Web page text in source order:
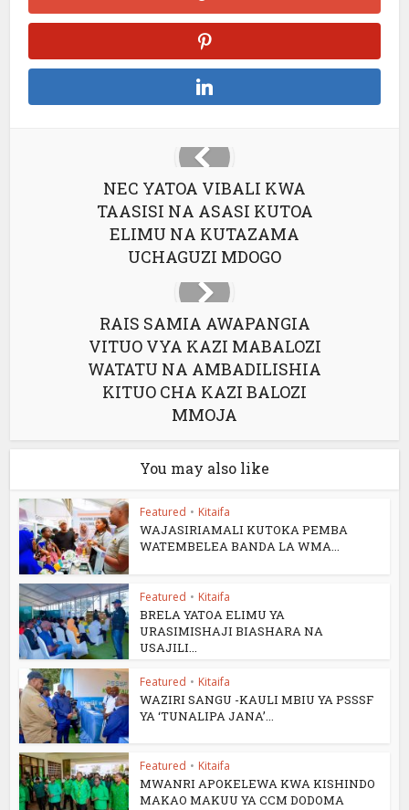
NEC YATOA VIBALI KWA
TAASISI NA ASASI KUTOA
ELIMU NA KUTAZAMA
UCHAGUZI MDOGO
RAIS SAMIA AWAPANGIA
VITUO VYA KAZI MABALOZI
WATATU NA AMBADILISHIA
KITUO CHA KAZI BALOZI
MMOJA
You may also like
Featured • Kitaifa
WAJASIRIAMALI KUTOKA PEMBA
WATEMBELEA BANDA LA WMA...
Featured • Kitaifa
BRELA YATOA ELIMU YA
URASIMISHAJI BIASHARA NA
USAJILI...
Featured • Kitaifa
WAZIRI SANGU -KAULI MBIU YA PSSSF
YA ‘TUNALIPA JANA’...
Featured • Kitaifa
MWANRI APOKELEWA KWA KISHINDO
MAKAO MAKUU YA CCM DODOMA